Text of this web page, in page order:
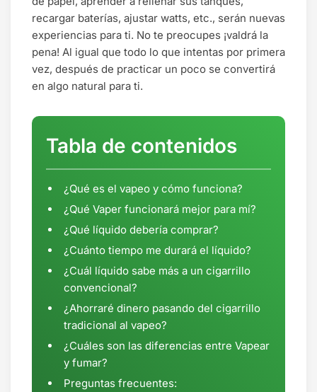
recargar baterías, ajustar watts, etc., serán nuevas
experiencias para ti. No te preocupes ¡valdrá la
pena! Al igual que todo lo que intentas por primera
vez, después de practicar un poco se convertirá
en algo natural para ti.
Tabla de contenidos
¿Qué es el vapeo y cómo funciona?
¿Qué Vaper funcionará mejor para mí?
¿Qué líquido debería comprar?
¿Cuánto tiempo me durará el líquido?
¿Cuál líquido sabe más a un cigarrillo
convencional?
¿Ahorraré dinero pasando del cigarrillo
tradicional al vapeo?
¿Cuáles son las diferencias entre Vapear
y fumar?
Preguntas frecuentes: